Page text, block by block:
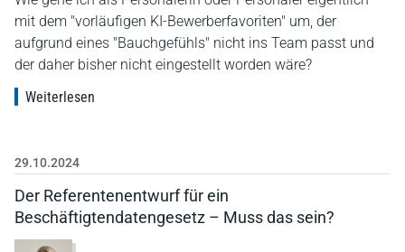
mit dem "vorläufigen KI-Bewerberfavoriten" um, der
aufgrund eines "Bauchgefühls" nicht ins Team passt und
der daher bisher nicht eingestellt worden wäre?
Weiterlesen
29.10.2024
Der Referentenentwurf für ein
Beschäftigtendatengesetz – Muss das sein?